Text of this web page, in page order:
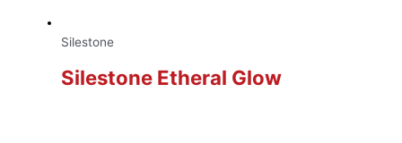
Silestone
Silestone Etheral Glow